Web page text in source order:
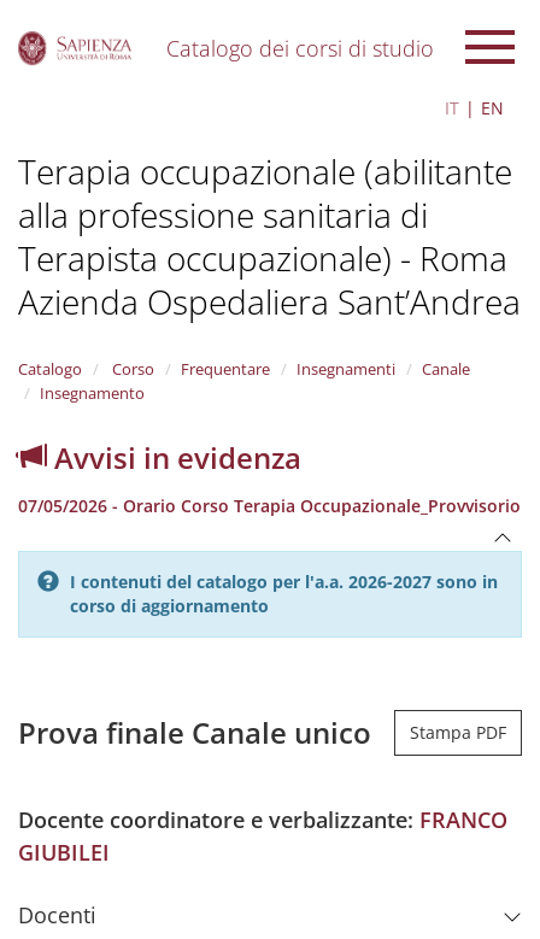
Catalogo dei corsi di studio
IT EN
Terapia occupazionale (abilitante
alla professione sanitaria di
Terapista occupazionale) - Roma
Azienda Ospedaliera Sant’Andrea
Catalogo Corso Frequentare Insegnamenti
Canale
Insegnamento
Avvisi in evidenza
07/05/2026 - Orario Corso Terapia Occupazionale_Provvisorio
I contenuti del catalogo per l'a.a. 2026-2027 sono in
corso di aggiornamento
Prova finale Canale unico Stampa PDF
Docente coordinatore e verbalizzante: FRANCO
GIUBILEI
Docenti